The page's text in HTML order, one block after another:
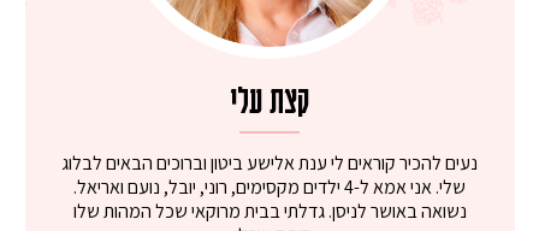
קצת עלי
נעים להכיר קוראים לי ענת אלישע ביטון וברוכים הבאים לבלוג
שלי. אני אמא ל-4 ילדים מקסימים, רוני, יובל, נועם ואריאל.
נשואה באושר לניסן. גדלתי בבית מרוקאי שכל המהות שלו